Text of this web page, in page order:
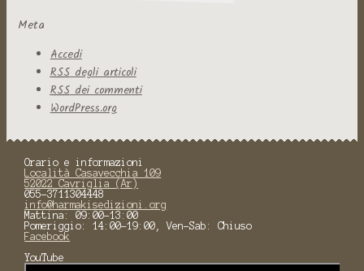
Meta
Accedi
RSSdegli articoli
RSSdei commenti
WordPress.org
Orario e informazioni
Località Casavecchia 109
52022 Cavriglia (Ar)
055-3711304448
info@harmakisedizioni.org
Mattina: 09:00-13:00
Pomeriggio: 14:00-19:00, Ven-Sab: Chiuso
Facebook
YouTube